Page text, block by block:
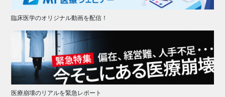
臨床医学のオリジナル動画を配信！
医療崩壊のリアルを緊急レポート